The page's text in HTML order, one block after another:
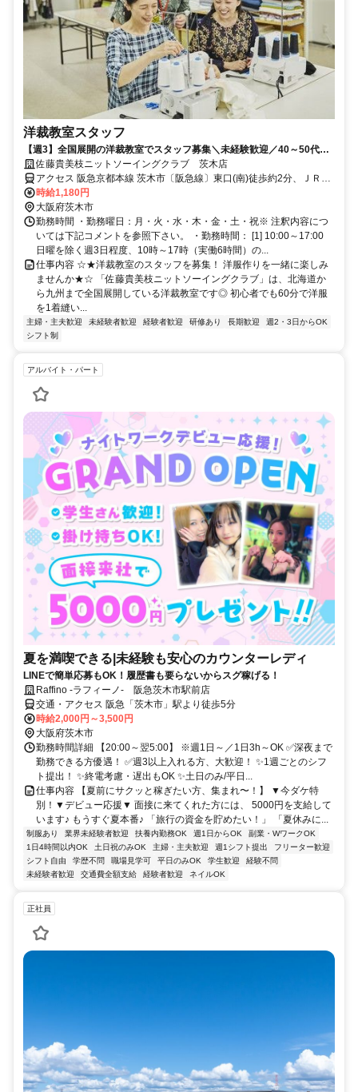
洋裁教室スタッフ
【週3】全国展開の洋裁教室でスタッフ募集＼未経験歓迎／40～50代主
婦さん活躍中☆
佐藤貴美枝ニットソーイングクラブ 茨木店
アクセス 阪急京都本線 茨木市〔阪急線〕東口(南)徒歩約2分、ＪＲ東
海道本線 茨木〔ＪＲ〕東口徒歩約15分、阪急京都本線 総持寺西口徒
歩約21分
時給1,180円
大阪府茨木市
勤務時間 ・勤務曜日：月・火・水・木・金・土・祝※ 注釈内容につ
いては下記コメントを参照下さい。 ・勤務時間： [1] 10:00～17:00
日曜を除く週3日程度、10時～17時（実働6時間）の...
仕事内容 ☆★洋裁教室のスタッフを募集！ 洋服作りを一緒に楽しみ
ませんか★☆ 「佐藤貴美枝ニットソーイングクラブ」は、北海道か
ら九州まで全国展開している洋裁教室です◎ 初心者でも60分で洋服
を1着縫い...
主婦・主夫歓迎 未経験者歓迎 経験者歓迎 研修あり 長期歓迎
週2・3日からOK
シフト制
アルバイト・パート
夏を満喫できる|未経験も安心のカウンターレディ
LINEで簡単応募もOK！履歴書も要らないからスグ稼げる！
Raffino -ラフィーノ- 阪急茨木市駅前店
交通・アクセス 阪急「茨木市」駅より徒歩5分
時給2,000円～3,500円
大阪府茨木市
勤務時間詳細 【20:00～翌5:00】 ※週1日～／1日3h～OK ✅深夜まで
勤務できる方優遇！ ✅週3以上入れる方、大歓迎！ ✨1週ごとのシフ
ト提出！ ✨終電考慮・遅出もOK ✨土日のみ/平日...
仕事内容 【夏前にサクッと稼ぎたい方、集まれ〜！】 ▼今ダケ特
別！▼デビュー応援▼ 面接に来てくれた方には、 5000円を支給して
います♪ もうすぐ夏本番♪ 「旅行の資金を貯めたい！」 「夏休みに...
制服あり 業界未経験者歓迎 扶養内勤務OK 週1日からOK
副業・WワークOK
1日4時間以内OK
土日祝のみOK 主婦・主夫歓迎 週1シフト提出
フリーター歓迎
シフト自由
学歴不問 職場見学可 平日のみOK 学生歓迎
経験不問
未経験者歓迎
交通費全額支給 経験者歓迎 ネイルOK
正社員